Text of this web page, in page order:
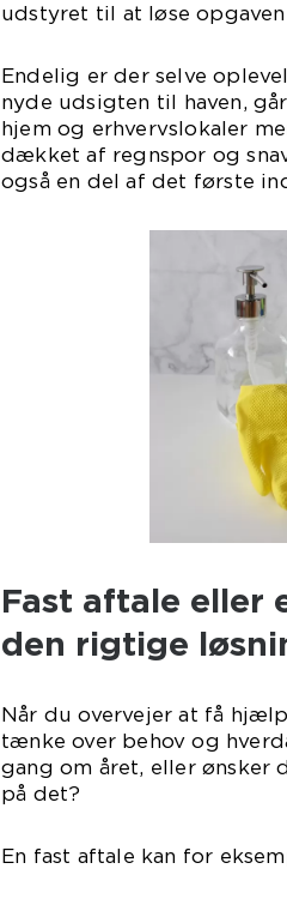
udstyret til at løse
Endelig er der selve
nyde udsigten til haven,
hjem og erhvervslokaler
dækket af regnspor og
også en del af det første
Fast aftale eller
den rigtige
Når du overvejer at få
tænke over behov og
gang om året, eller ønsker
på det?
En fast aftale kan for